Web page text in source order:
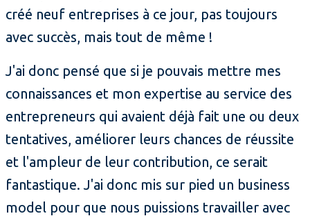
créé neuf entreprises à ce jour, pas toujours
avec succès, mais tout de même !
J'ai donc pensé que si je pouvais mettre mes
connaissances et mon expertise au service des
entrepreneurs qui avaient déjà fait une ou deux
tentatives, améliorer leurs chances de réussite
et l'ampleur de leur contribution, ce serait
fantastique. J'ai donc mis sur pied un business
model pour que nous puissions travailler avec